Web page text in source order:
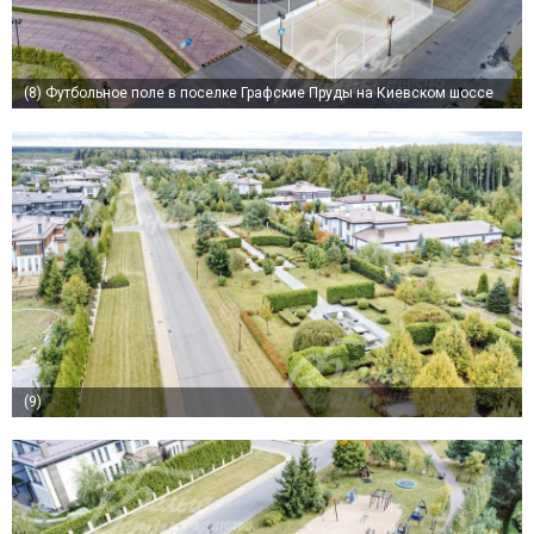
(8) Футбольное поле в поселке Графские Пруды на Киевском шоссе
(9)